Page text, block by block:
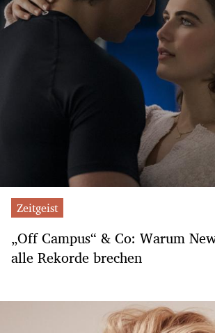
Zeitgeist
„Off Campus“ & Co: Warum
alle Rekorde brechen